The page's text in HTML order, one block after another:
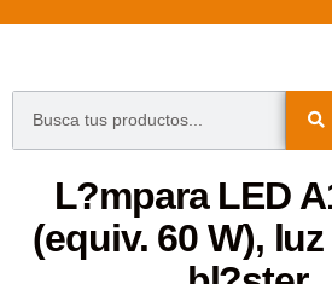
L?mpara LED
(equiv. 60 W),